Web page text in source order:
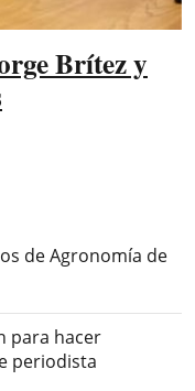
Brítez y
de Agronomía de
para hacer
periodista